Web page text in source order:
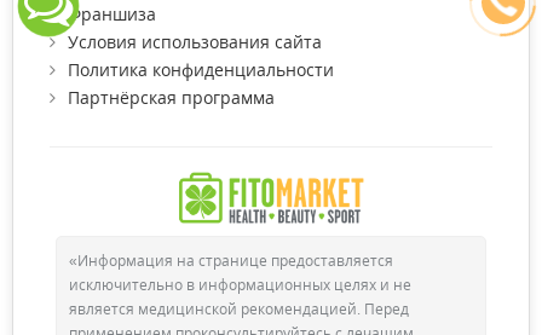
Франшиза
Условия использования сайта
Политика конфиденциальности
Партнёрская программа
«Информация на странице предоставляется
исключительно в информационных целях и не
является медицинской рекомендацией. Перед